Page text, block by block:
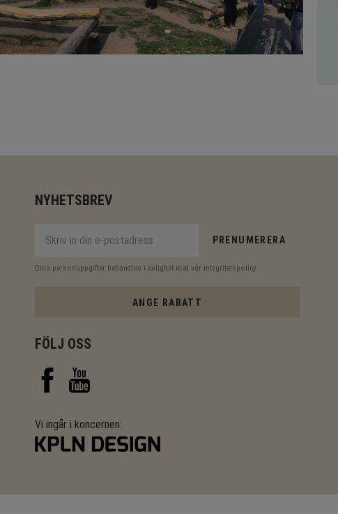
NYHETSBREV
PRENUMERERA
Dina personuppgifter behandlas i enlighet med vår integritetspolicy.
ANGE RABATT
FÖLJ OSS
Vi ingår i koncernen: